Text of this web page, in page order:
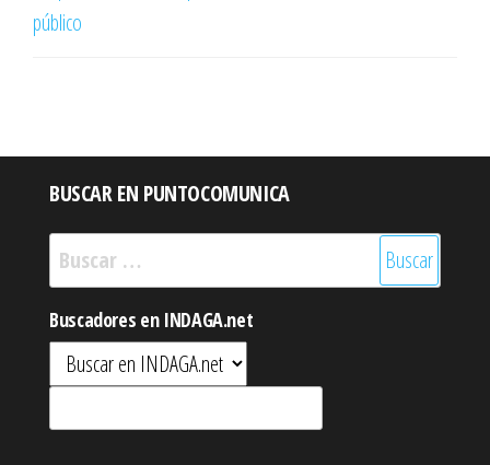
público
BUSCAR EN PUNTOCOMUNICA
Buscar:
Buscadores en INDAGA.net